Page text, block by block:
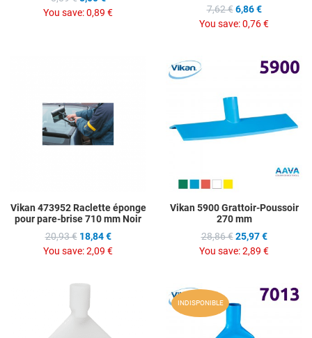
You save:0,89 € 7,62 € 6,86 €
You save:0,76 €
Add to Wishlist
Quick View
Vikan 473952 Raclette éponge
pour pare-brise 710 mm Noir
20,93 € 18,84 €
You save:2,09 €
Vikan 5900 Grattoir-Poussoir
270 mm
28,86 € 25,97 €
You save:2,89 €
Add to Wishlist
INDISPONIBLE